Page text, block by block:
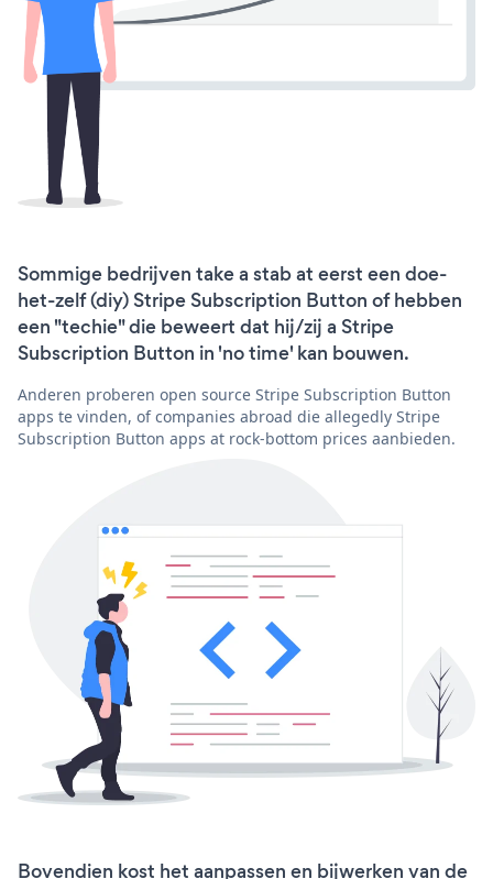
Sommige bedrijven take a stab at eerst een doe-
het-zelf (diy) Stripe Subscription Button of hebben
een "techie" die beweert dat hij/zij a Stripe
Subscription Button in 'no time' kan bouwen.
Anderen proberen open source Stripe Subscription Button
apps te vinden, of companies abroad die allegedly Stripe
Subscription Button apps at rock-bottom prices aanbieden.
Bovendien kost het aanpassen en bijwerken van de